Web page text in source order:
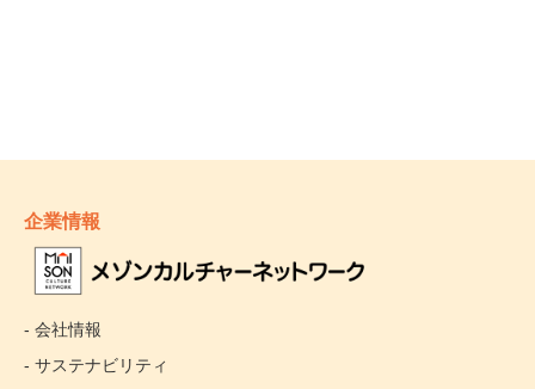
企業情報
- 会社情報
- サステナビリティ